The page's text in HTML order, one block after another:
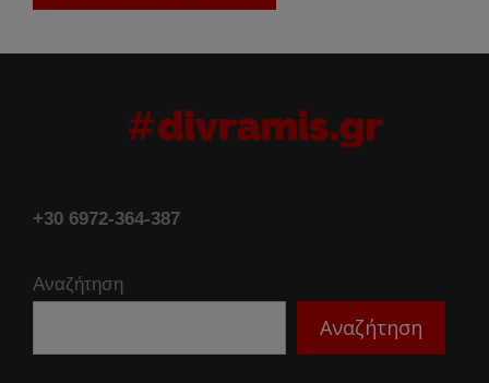
+30 6972-364-387
Αναζήτηση
Αναζήτηση